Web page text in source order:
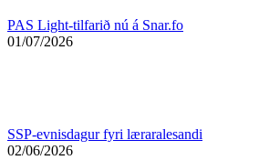
PAS Light-tilfarið nú á Snar.fo
01/07/2026
SSP-evnisdagur fyri læraralesandi
02/06/2026